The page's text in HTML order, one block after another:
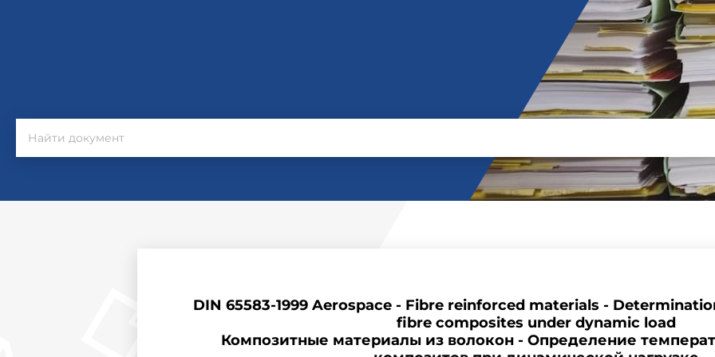
DIN 65583-1999 Aerospace - Fibre reinforced materials -
fibre composites under dynamic load
Композитные материалы из волокон - Определение